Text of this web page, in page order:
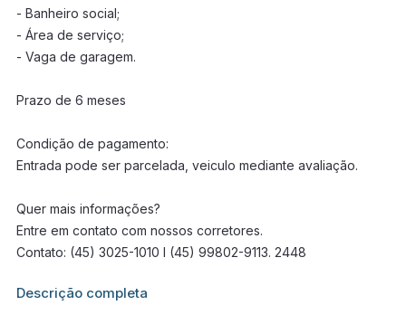
- Banheiro social;
- Área de serviço;
- Vaga de garagem.
Prazo de 6 meses
Condição de pagamento:
Entrada pode ser parcelada, veiculo mediante avaliação.
Quer mais informações?
Entre em contato com nossos corretores.
Contato: (45) 3025-1010 I (45) 99802-9113. 2448
Informações adicionais sobre este imóvel estarão disponíveis
Descrição completa